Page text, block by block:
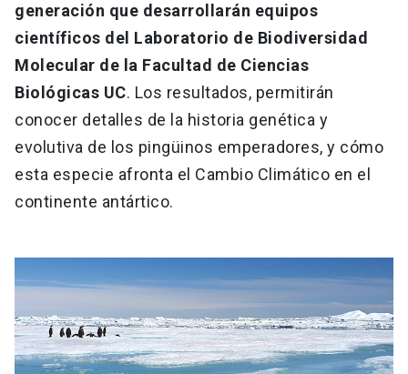
generación que desarrollarán equipos
científicos del Laboratorio de Biodiversidad
Molecular de la Facultad de Ciencias
Biológicas UC. Los resultados, permitirán
conocer detalles de la historia genética y
evolutiva de los pingüinos emperadores, y cómo
esta especie afronta el Cambio Climático en el
continente antártico.